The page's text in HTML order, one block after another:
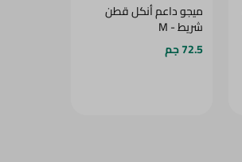
ميجو داعم أنكل قطن
شريط - M
72.5 جم